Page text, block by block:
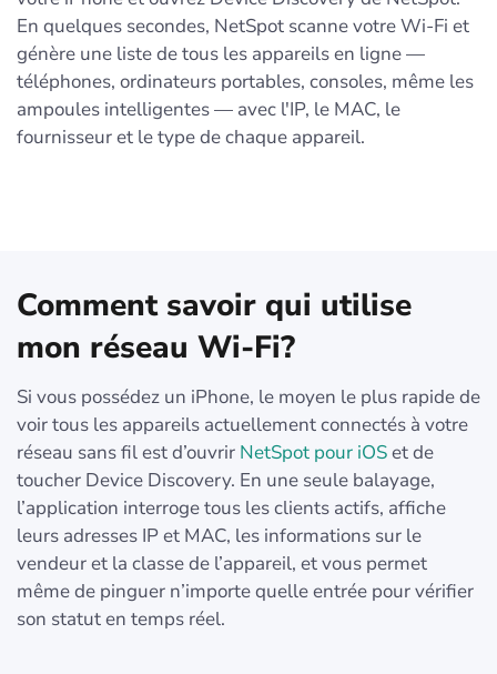
En quelques secondes, NetSpot scanne votre Wi-Fi et
génère une liste de tous les appareils en ligne —
téléphones, ordinateurs portables, consoles, même les
ampoules intelligentes — avec l'IP, le MAC, le
fournisseur et le type de chaque appareil.
Comment savoir qui utilise
mon réseau Wi-Fi?
Si vous possédez un iPhone, le moyen le plus rapide de
voir tous les appareils actuellement connectés à votre
réseau sans fil est d’ouvrir NetSpot pour iOSet de
toucher Device Discovery. En une seule balayage,
l’application interroge tous les clients actifs, affiche
leurs adresses IP et MAC, les informations sur le
vendeur et la classe de l’appareil, et vous permet
même de pinguer n’importe quelle entrée pour vérifier
son statut en temps réel.